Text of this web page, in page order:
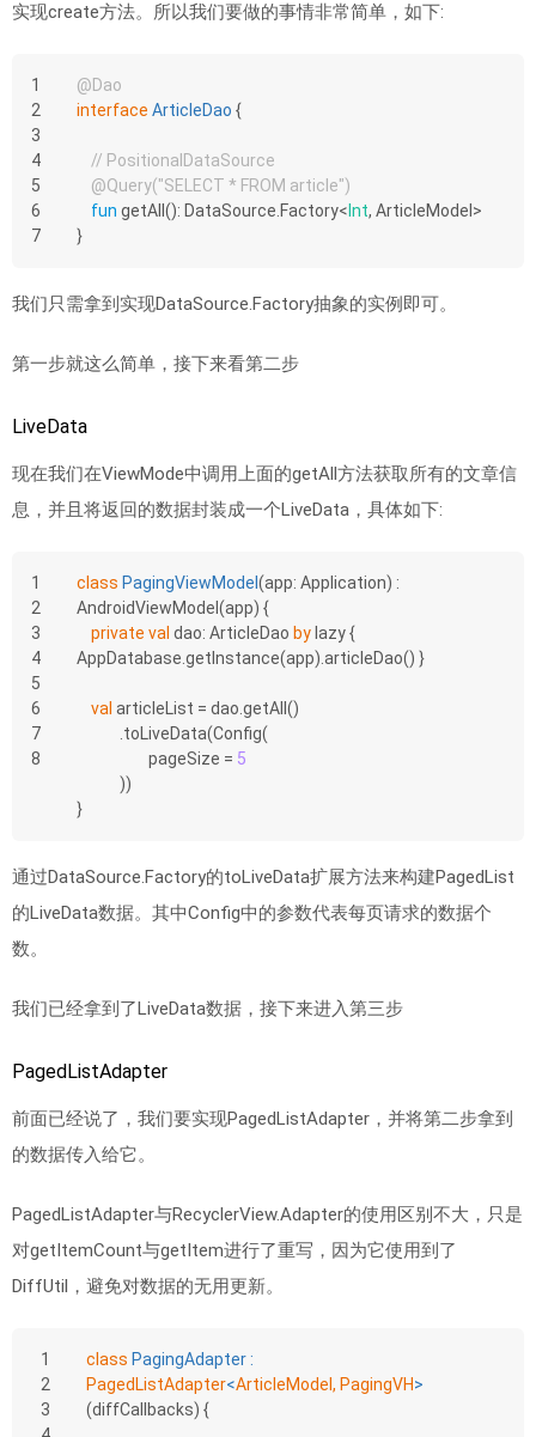
实现create方法。所以我们要做的事情非常简单，如下:
1
2
3
4
5
6
7
@Dao
interface ArticleDao {
// PositionalDataSource
@Query("SELECT * FROM article")
fun getAll (): DataSource.Factory< Int, ArticleModel>
}
我们只需拿到实现DataSource.Factory抽象的实例即可。
第一步就这么简单，接下来看第二步
LiveData
现在我们在ViewMode中调用上面的getAll方法获取所有的文章信
息，并且将返回的数据封装成一个LiveData，具体如下:
1
2
3
4
5
6
7
8
class PagingViewModel (app: Application) :
AndroidViewModel(app) {
private val dao: ArticleDao by lazy {
AppDatabase.getInstance(app).articleDao() }
val articleList = dao.getAll()
            .toLiveData(Config(
                    pageSize =
5
            ))
}
通过DataSource.Factory的toLiveData扩展方法来构建PagedList
的LiveData数据。其中Config中的参数代表每页请求的数据个
数。
我们已经拿到了LiveData数据，接下来进入第三步
PagedListAdapter
前面已经说了，我们要实现PagedListAdapter，并将第二步拿到
的数据传入给它。
PagedListAdapter与RecyclerView.Adapter的使用区别不大，只是
对getItemCount与getItem进行了重写，因为它使用到了
DiffUtil，避免对数据的无用更新。
1
2
3
class PagingAdapter
PagedListAdapter<ArticleModel, PagingVH>
(diffCallbacks) {